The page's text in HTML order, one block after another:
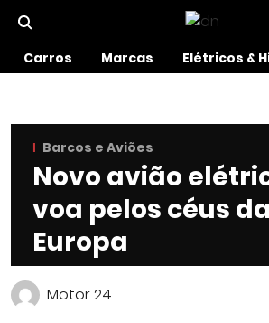
Carros Marcas Elétricos &
Barcos e Aviões
Novo avião
voa pelos céus da
Europa
Motor 24